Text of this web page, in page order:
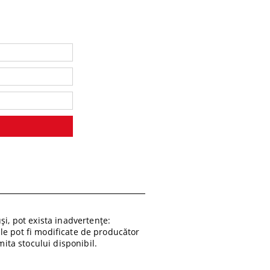
pot exista inadvertențe:
pot fi modificate de producător
stocului disponibil.